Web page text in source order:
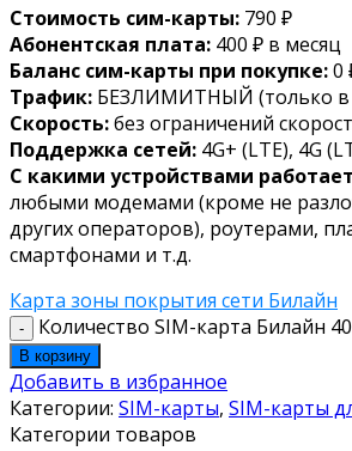
Стоимость сим-карты: 790 ₽
Абонентская плата: 400 ₽ в месяц
Баланс сим-карты при покупке:0
Трафик: БЕЗЛИМИТНЫЙ (только в
Скорость:без ограничений
Поддержка сетей: 4G+ (LTE), 4G
С какими устройствами
любыми модемами (кроме не
других операторов), роутерами,
смартфонами и т.д.
Карта зоны покрытия сети Билайн
Количество SIM-карта Билайн
В корзину
Добавить в избранное
Категории: SIM-карты, SIM-карты
Категории товаров